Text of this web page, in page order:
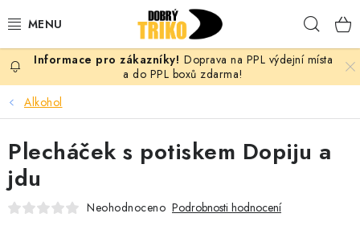
na
PRO ŽENY
PRO MUŽE
PRO DĚTI
Doprava na PPL výdejní místa
a do PPL boxů zdarma!
Alkohol
Plecháček s potiskem Dopiju a
jdu
Neohodnoceno Podrobnosti hodnocení